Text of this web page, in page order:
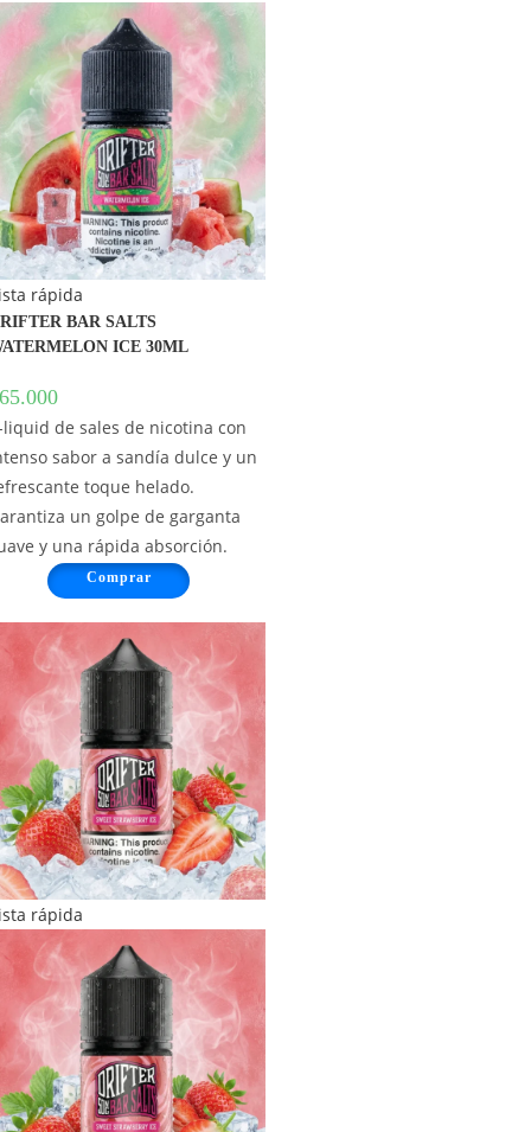
rápida
BAR SALTS
ICE 30ML
65.000
liquid de sales de nicotina con
sabor a sandía dulce y un
toque helado.
un golpe de garganta
y una rápida absorción.
Comprar
rápida